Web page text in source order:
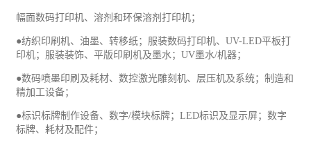
幅面数码打印机、溶剂和环保溶剂打印机；
●纺织印刷机、油墨、转移纸；服装数码打印机、UV-LED平板打
印机；服装装饰、平版印刷机及墨水；UV墨水/机器；
●数码喷墨印刷及耗材、数控激光雕刻机、层压机及系统；制造和
精加工设备；
●标识标牌制作设备、数字/模块标牌；LED标识及显示屏；数字
标牌、耗材及配件；